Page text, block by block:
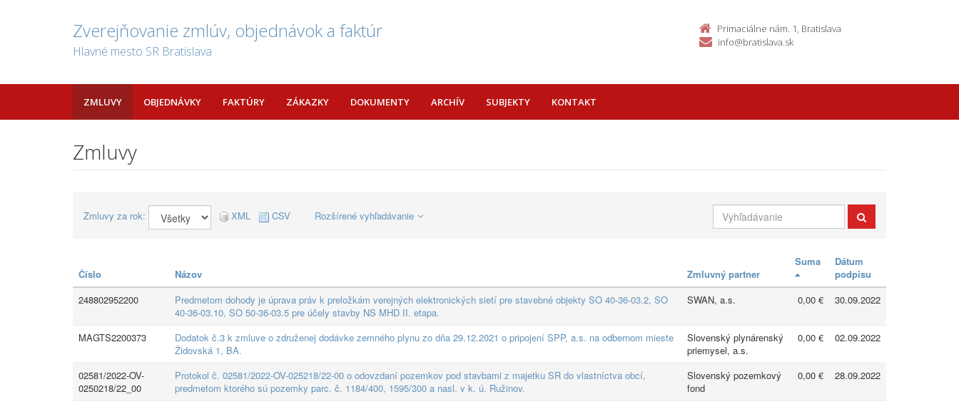
Zverejňovanie zmlúv, objednávok a faktúr
Hlavné mesto SR Bratislava
Primaciálne nám. 1, Bratislava
info@bratislava.sk
ZMLUVY OBJEDNÁVKY FAKTÚRY ZÁKAZKY DOKUMENTY ARCHÍV SUBJEKTY KONTAKT
Zmluvy
Zmluvy za rok: XML CSV Rozšírené vyhľadávanie
Číslo Názov Zmluvný partner
Suma
Dátum
podpisu
248802952200
Predmetom dohody je úprava práv k preložkám verejných elektronických sietí pre stavebné objekty SO 40-36-03.2, SO
40-36-03.10, SO 50-36-03.5 pre účely stavby NS MHD II. etapa.
SWAN, a.s. 0,00 € 30.09.2022
MAGTS2200373
Dodatok č.3 k zmluve o združenej dodávke zemného plynu zo dňa 29.12.2021 o pripojení SPP, a.s. na odbernom mieste
Židovská 1, BA.
Slovenský plynárenský
priemysel, a.s.
0,00 € 02.09.2022
02581/2022-OV-
0250218/22_00
Protokol č. 02581/2022-OV-025218/22-00 o odovzdaní pozemkov pod stavbami z majetku SR do vlastníctva obcí,
predmetom ktorého sú pozemky parc. č. 1184/400, 1595/300 a nasl. v k. ú. Ružinov.
Slovenský pozemkový
fond
0,00 € 28.09.2022